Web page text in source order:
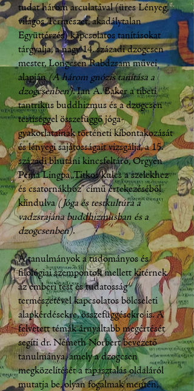
tudat három arculatával (üres Lényeg,
világos Természet, akadálytalan
Együttérzés) kapcsolatos tanításokat
tárgyalja, a nagy 14. századi dzogcsen
mester, Longcsen Rabdzsam művei
alapján(A három gnózis tanítása a
dzogcsenben). Ian A. Baker a tibeti
tantrikus buddhizmus és a dzogcsen
testiséggel összefüggő jóga-
gyakorlatainak történeti kibontakozását
és lényegi sajátosságait vizsgálja, a 15.
századi bhutáni kincsfeltáró, Orgyen
Pema Lingpa „Titkos kulcs a szelekhez
és csatornákhoz” című értekezéséből
kiindulva(Jóga és testkultúra a
vadzsrajána buddhizmusban és a
dzogcsenben).
A tanulmányok a tudományos és
filológiai szempontok mellett kitérnek
az emberi test és tudatosság
természetével kapcsolatos bölcseleti
alapkérdésekre, összefüggésekre is. A
felvetett témák árnyaltabb megértését
segíti dr. Németh Norbert bevezető
tanulmánya, amely a dzogcsen
megközelítését a tapasztalás oldaláról
mutatja be, olyan fogalmak mentén,